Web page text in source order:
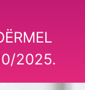
2025.